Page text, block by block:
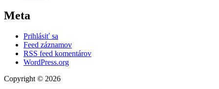
Meta
Prihlásiť sa
Feed záznamov
RSS feed komentárov
WordPress.org
Copyright © 2026